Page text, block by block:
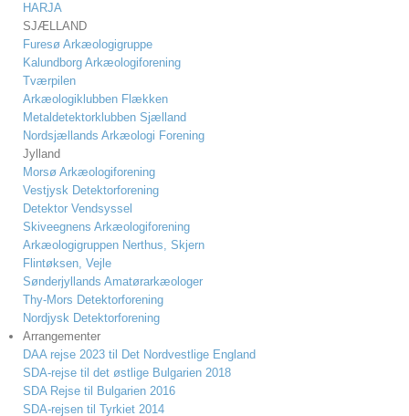
HARJA
SJÆLLAND
Furesø Arkæologigruppe
Kalundborg Arkæologiforening
Tværpilen
Arkæologiklubben Flækken
Metaldetektorklubben Sjælland
Nordsjællands Arkæologi Forening
Jylland
Morsø Arkæologiforening
Vestjysk Detektorforening
Detektor Vendsyssel
Skiveegnens Arkæologiforening
Arkæologigruppen Nerthus, Skjern
Flintøksen, Vejle
Sønderjyllands Amatørarkæologer
Thy-Mors Detektorforening
Nordjysk Detektorforening
Arrangementer
DAA rejse 2023 til Det Nordvestlige England
SDA-rejse til det østlige Bulgarien 2018
SDA Rejse til Bulgarien 2016
SDA-rejsen til Tyrkiet 2014